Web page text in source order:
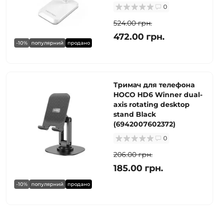
-10% популярний продано
0
524.00 грн.
472.00 грн.
-10% популярний продано
Тримач для телефона
HOCO HD6 Winner dual-
axis rotating desktop
stand Black
(6942007602372)
0
206.00 грн.
185.00 грн.